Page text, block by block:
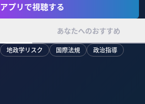
アプリで視聴する
あなたへのおすすめ
地政学リスク 国際法規 政治指導